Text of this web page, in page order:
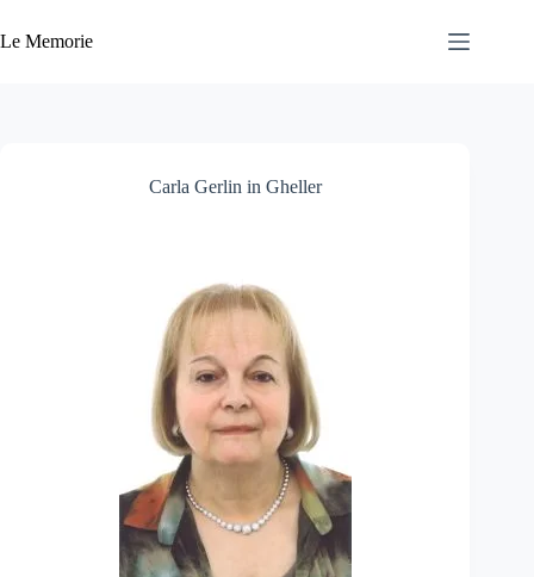
al
contenuto
Le Memorie
Carla Gerlin in Gheller